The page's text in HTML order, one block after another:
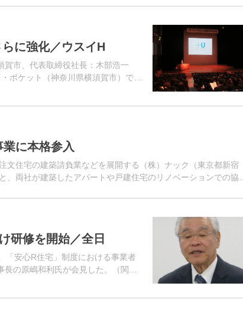
に強化／ウスイH
賀市、代表取締役社長：木部浩一
ポケット（神奈川県横須賀市）で
に本格参入
文住宅の建築請負業などを展開する（株）ナック（東京都新宿
、両社が建築したアパートや戸建住宅のリノベーションでの協働
研修を開始／全日
「安心R住宅」制度における事業者
の原嶋和利氏が会見した。（関連